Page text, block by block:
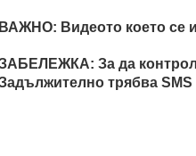
Видеото което се
За да
трябва